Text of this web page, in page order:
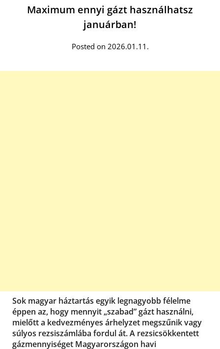
Maximum ennyi gázt használhatsz
januárban!
Posted on 2026.01.11.
Sok magyar háztartás egyik legnagyobb félelme
éppen az, hogy mennyit „szabad” gázt használni,
mielőtt a kedvezményes árhelyzet megszűnik vagy
súlyos rezsiszámlába fordul át. A rezsicsökkentett
gázmennyiséget Magyarországon havi